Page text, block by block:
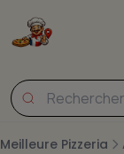
Meilleure Pizzeria